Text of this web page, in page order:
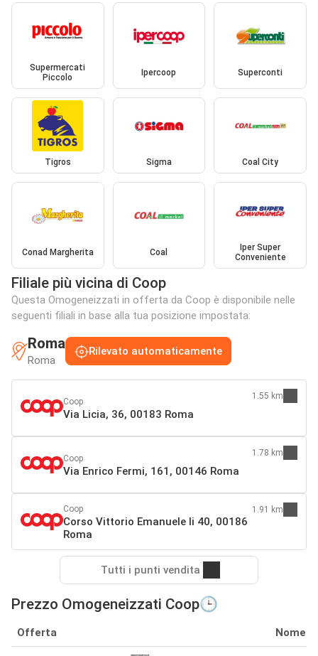
Supermercati
Piccolo
Ipercoop Superconti
Tigros Sigma Coal City
Conad Margherita Coal
Iper Super
Conveniente
Filiale più vicina di Coop
Questa Omogeneizzati in offerta da Coop è disponibile nelle
seguenti filiali in base alla tua posizione impostata:
Roma
Roma
Rilevato automaticamente
Coop
Via Licia, 36, 00183 Roma
1.55 km
Coop
Via Enrico Fermi, 161, 00146 Roma
1.78 km
Coop
Corso Vittorio Emanuele Ii 40, 00186
Roma
1.91 km
Tutti i punti vendita
Prezzo Omogeneizzati Coop🕒
Offerta Nome